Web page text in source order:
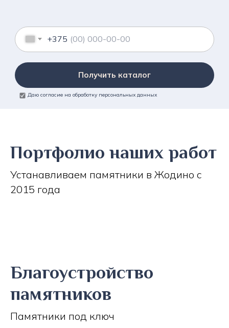
+375
Получить каталог
Даю согласие на обработку персональных данных
Портфолио наших работ
Устанавливаем памятники в Жодино с
2015 года
Благоустройство
памятников
Памятники под ключ